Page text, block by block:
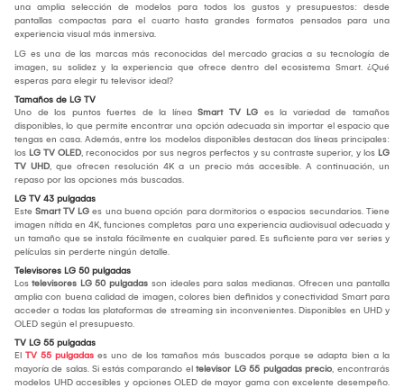
una amplia selección de modelos para todos los gustos y presupuestos: desde
pantallas compactas para el cuarto hasta grandes formatos pensados para una
experiencia visual más inmersiva.
LG es una de las marcas más reconocidas del mercado gracias a su tecnología de
imagen, su solidez y la experiencia que ofrece dentro del ecosistema Smart. ¿Qué
esperas para elegir tu televisor ideal?
Tamaños de LG TV
Uno de los puntos fuertes de la línea Smart TV LG es la variedad de tamaños
disponibles, lo que permite encontrar una opción adecuada sin importar el espacio que
tengas en casa. Además, entre los modelos disponibles destacan dos líneas principales:
los LG TV OLED, reconocidos por sus negros perfectos y su contraste superior, y los LG
TV UHD, que ofrecen resolución 4K a un precio más accesible. A continuación, un
repaso por las opciones más buscadas.
LG TV 43 pulgadas
Este Smart TV LG es una buena opción para dormitorios o espacios secundarios. Tiene
imagen nítida en 4K, funciones completas para una experiencia audiovisual adecuada y
un tamaño que se instala fácilmente en cualquier pared. Es suficiente para ver series y
películas sin perderte ningún detalle.
Televisores LG 50 pulgadas
Los televisores LG 50 pulgadas son ideales para salas medianas. Ofrecen una pantalla
amplia con buena calidad de imagen, colores bien definidos y conectividad Smart para
acceder a todas las plataformas de streaming sin inconvenientes. Disponibles en UHD y
OLED según el presupuesto.
TV LG 55 pulgadas
El TV 55 pulgadas es uno de los tamaños más buscados porque se adapta bien a la
mayoría de salas. Si estás comparando el televisor LG 55 pulgadas precio, encontrarás
modelos UHD accesibles y opciones OLED de mayor gama con excelente desempeño.